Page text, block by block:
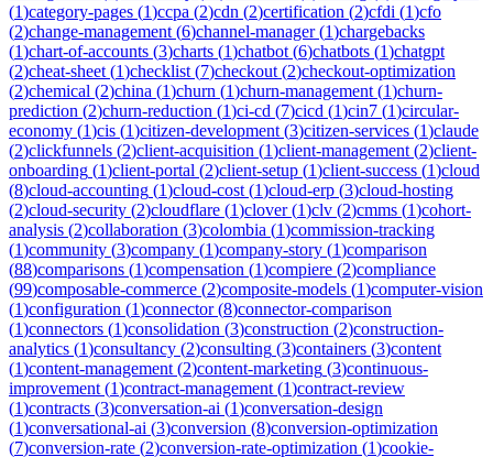
(1)category-pages (1)ccpa (2)cdn (2)certification (2)cfdi (1)cfo
(2)change-management (6)channel-manager(1)chargebacks
(1)chart-of-accounts (3)charts (1)chatbot (6)chatbots (1)chatgpt
(2)cheat-sheet (1)checklist (7)checkout (2)checkout-optimization
(2)chemical (2)china (1)churn (1)churn-management (1)churn-
prediction (2)churn-reduction (1)ci-cd (7)cicd (1)cin7 (1)circular-
economy (1)cis (1)citizen-development (3)citizen-services (1)claude
(2)clickfunnels (2)client-acquisition (1)client-management (2)client-
onboarding (1)client-portal (2)client-setup (1)client-success (1)cloud
(8)cloud-accounting (1)cloud-cost (1)cloud-erp (3)cloud-hosting
(2)cloud-security (2)cloudflare (1)clover(1)clv (2)cmms (1)cohort-
analysis (2)collaboration (3)colombia (1)commission-tracking
(1)community (3)company (1)company-story (1)comparison
(88)comparisons (1)compensation (1)compiere (2)compliance
(99)composable-commerce (2)composite-models (1)computer-vision
(1)configuration (1)connector(8)connector-comparison
(1)connectors (1)consolidation (3)construction (2)construction-
analytics (1)consultancy (2)consulting (3)containers (3)content
(1)content-management (2)content-marketing (3)continuous-
improvement (1)contract-management (1)contract-review
(1)contracts (3)conversation-ai (1)conversation-design
(1)conversational-ai (3)conversion (8)conversion-optimization
(7)conversion-rate (2)conversion-rate-optimization (1)cookie-